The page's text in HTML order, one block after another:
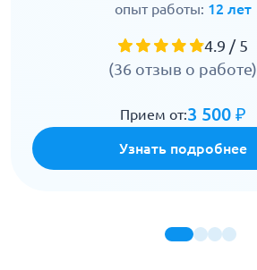
опыт работы: 12 лет
4.9 / 5
(36 отзыв о работе)
Прием от:3 500 ₽
Узнать подробнее